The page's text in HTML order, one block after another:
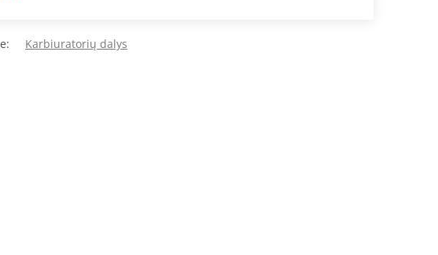
Karbiuratorių dalys